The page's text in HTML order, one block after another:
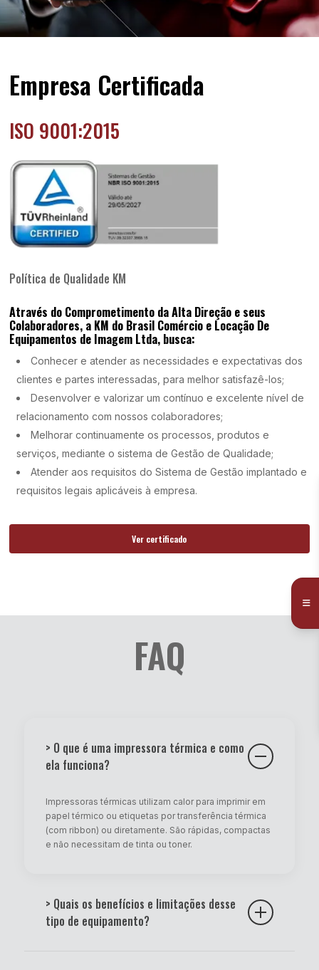
Empresa Certificada
ISO 9001:2015
Política de Qualidade KM
Através do Comprometimento da Alta Direção e seus
Colaboradores, a KM do Brasil Comércio e Locação De
Equipamentos de Imagem Ltda, busca:
Conhecer e atender as necessidades e expectativas dos
clientes e partes interessadas, para melhor satisfazê-los;
Desenvolver e valorizar um contínuo e excelente nível de
relacionamento com nossos colaboradores;
Melhorar continuamente os processos, produtos e
serviços, mediante o sistema de Gestão de Qualidade;
Atender aos requisitos do Sistema de Gestão implantado e
requisitos legais aplicáveis à empresa.
Ver certificado
FAQ
> O que é uma impressora térmica e como
ela funciona?
Impressoras térmicas utilizam calor para imprimir em
papel térmico ou etiquetas por transferência térmica
(com ribbon) ou diretamente. São rápidas, compactas
e não necessitam de tinta ou toner.
> Quais os benefícios e limitações desse
tipo de equipamento?